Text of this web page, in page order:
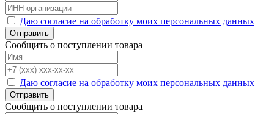
Даю согласие на обработку моих персональных данных
Отправить
Сообщить о поступлении товара
Даю согласие на обработку моих персональных данных
Отправить
Сообщить о поступлении товара